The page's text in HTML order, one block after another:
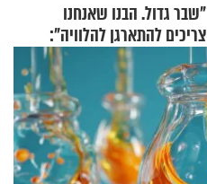
"שבר גדול. הבנו שאנחנו
צריכים להתארגן להלוויה":
זוגיות במבחן, הפעם עם מרים
וגד דנינו